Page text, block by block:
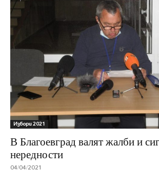
Избори 2021
В Благоевград валят жалби и
нередности
04/04/2021